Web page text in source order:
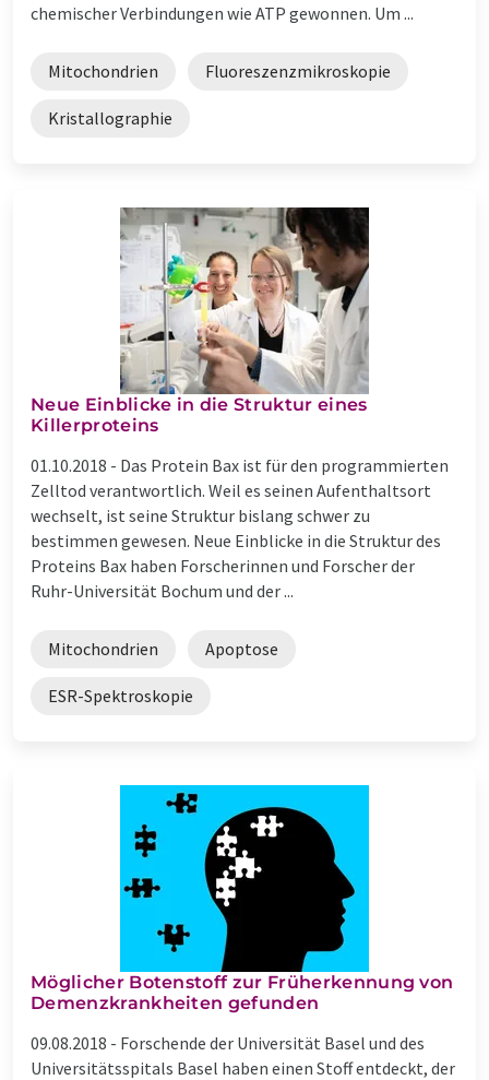
chemischer Verbindungen wie ATP gewonnen. Um ...
Mitochondrien Fluoreszenzmikroskopie
Kristallographie
Neue Einblicke in die Struktur eines
Killerproteins
01.10.2018 - Das Protein Bax ist für den programmierten
Zelltod verantwortlich. Weil es seinen Aufenthaltsort
wechselt, ist seine Struktur bislang schwer zu
bestimmen gewesen. Neue Einblicke in die Struktur des
Proteins Bax haben Forscherinnen und Forscher der
Ruhr-Universität Bochum und der ...
Mitochondrien Apoptose
ESR-Spektroskopie
Möglicher Botenstoff zur Früherkennung von
Demenzkrankheiten gefunden
09.08.2018 - Forschende der Universität Basel und des
Universitätsspitals Basel haben einen Stoff entdeckt, der